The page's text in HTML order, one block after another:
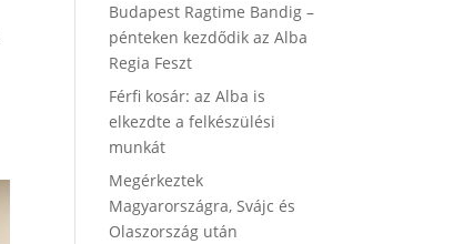
Budapest Ragtime Bandig –
pénteken kezdődik az Alba
Regia Feszt
Férfi kosár: az Alba is
elkezdte a felkészülési
munkát
Megérkeztek
Magyarországra, Svájc és
Olaszország után